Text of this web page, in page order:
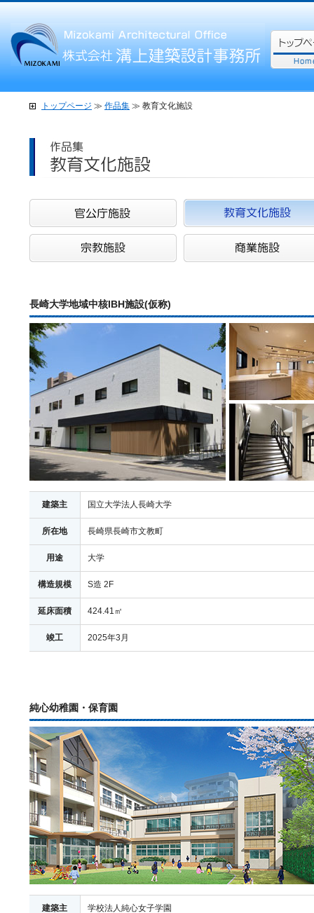
トップページ ≫ 作品集 ≫ 教育文化施設
長崎大学地域中核IBH施設(仮称)
建築主 国立大学法人長崎大学
所在地 長崎県長崎市文教町
用途 大学
構造規模 S造 2F
延床面積 424.41㎡
竣工 2025年3月
純心幼稚園・保育園
建築主 学校法人純心女子学園